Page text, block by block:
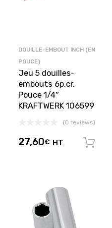
Ajouter au panier
DOUILLE-EMBOUT INCH (EN
POUCE)
Jeu 5 douilles-
embouts 6p.cr.
Pouce 1/4″
KRAFTWERK 106599
(0 reviews)
27,60€ HT